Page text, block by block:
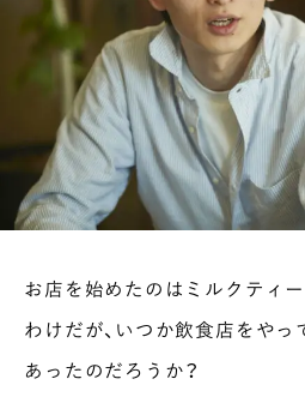
お店を始めたのはミルクティ
わけだが、いつか飲食店をや
あったのだろうか？